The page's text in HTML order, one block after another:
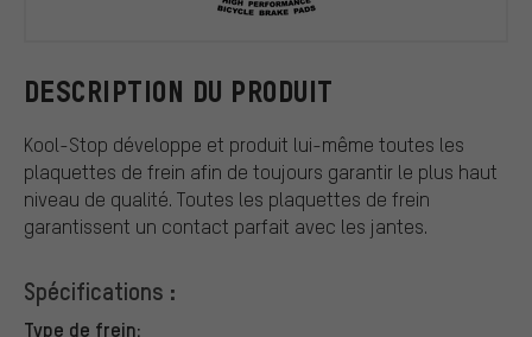
DESCRIPTION DU PRODUIT
Kool-Stop développe et produit lui-même toutes les
plaquettes de frein afin de toujours garantir le plus haut
niveau de qualité. Toutes les plaquettes de frein
garantissent un contact parfait avec les jantes.
Spécifications :
Type de frein: